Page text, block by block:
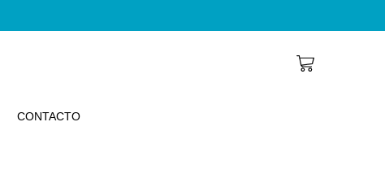
CONTACTO